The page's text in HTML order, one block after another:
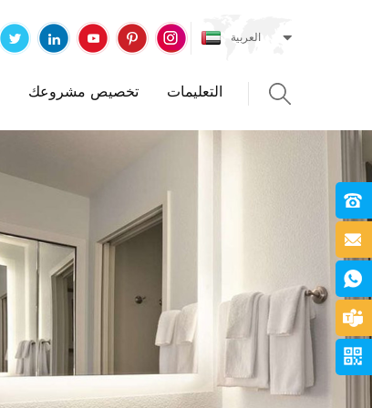
العربية
تخصيص مشروعك التعليمات